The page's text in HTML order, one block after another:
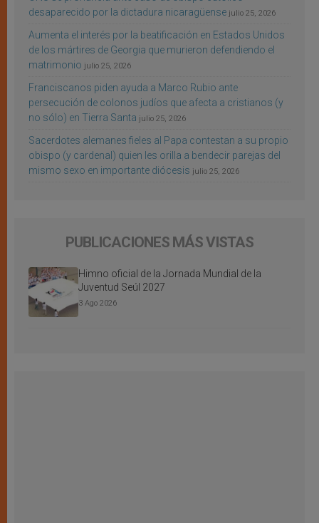
desaparecido por la dictadura nicaragüense julio 25, 2026
Aumenta el interés por la beatificación en Estados Unidos
de los mártires de Georgia que murieron defendiendo el
matrimonio julio 25, 2026
Franciscanos piden ayuda a Marco Rubio ante
persecución de colonos judíos que afecta a cristianos (y
no sólo) en Tierra Santa julio 25, 2026
Sacerdotes alemanes fieles al Papa contestan a su propio
obispo (y cardenal) quien les orilla a bendecir parejas del
mismo sexo en importante diócesis julio 25, 2026
PUBLICACIONES MÁS VISTAS
Himno oficial de la Jornada Mundial de la
Juventud Seúl 2027
3 Ago 2026